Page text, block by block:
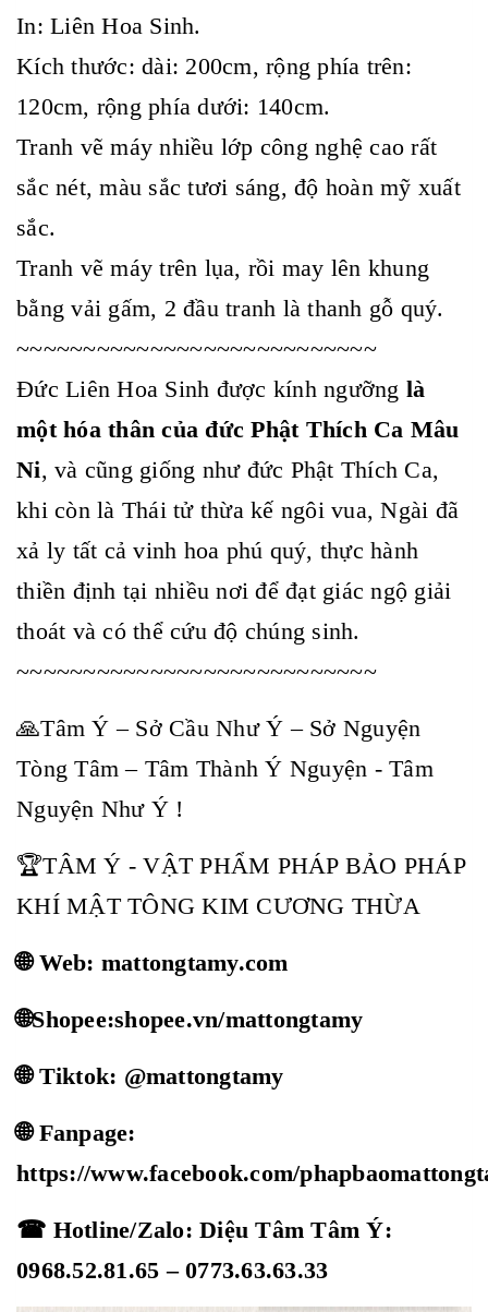
In: Liên Hoa Sinh.
Kích thước: dài: 200cm, rộng phía trên:
120cm, rộng phía dưới: 140cm.
Tranh vẽ máy nhiều lớp công nghệ cao rất
sắc nét, màu sắc tươi sáng, độ hoàn mỹ xuất
sắc.
Tranh vẽ máy trên lụa, rồi may lên khung
bằng vải gấm, 2 đầu tranh là thanh gỗ quý.
~~~~~~~~~~~~~~~~~~~~~~~~~~~
Đức Liên Hoa Sinh được kính ngưỡng là
một hóa thân của đức Phật Thích Ca Mâu
Ni, và cũng giống như đức Phật Thích Ca,
khi còn là Thái tử thừa kế ngôi vua, Ngài đã
xả ly tất cả vinh hoa phú quý, thực hành
thiền định tại nhiều nơi để đạt giác ngộ giải
thoát và có thể cứu độ chúng sinh.
~~~~~~~~~~~~~~~~~~~~~~~~~~~
🙏Tâm Ý – Sở Cầu Như Ý – Sở Nguyện
Tòng Tâm – Tâm Thành Ý Nguyện - Tâm
Nguyện Như Ý !
🏆TÂM Ý - VẬT PHẨM PHÁP BẢO PHÁP
KHÍ MẬT TÔNG KIM CƯƠNG THỪA
🌐 Web: mattongtamy.com
🌐Shopee:shopee.vn/mattongtamy
🌐 Tiktok: @mattongtamy
🌐 Fanpage:
https://www.facebook.com/
☎ Hotline/Zalo: Diệu Tâm Tâm Ý:
0968.52.81.65 – 0773.63.63.33